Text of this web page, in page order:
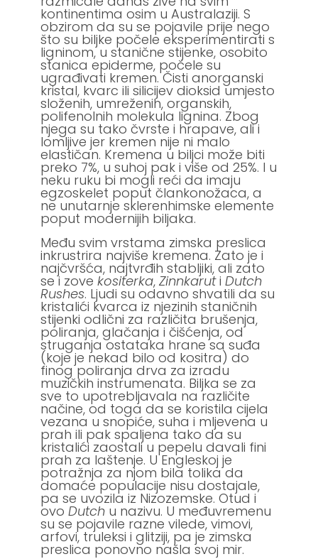
kontinentima osim u Australaziji. S
obzirom da su se pojavile prije nego
što su biljke počele eksperimentirati s
ligninom, u stanične stijenke, osobito
stanica epiderme, počele su
ugrađivati kremen. Čisti anorganski
kristal, kvarc ili silicijev dioksid umjesto
složenih, umreženih, organskih,
polifenolnih molekula lignina. Zbog
njega su tako čvrste i hrapave, ali i
lomljive jer kremen nije ni malo
elastičan. Kremena u biljci može biti
preko 7%, u suhoj pak i više od 25%. I u
neku ruku bi mogli reći da imaju
egzoskelet poput člankonožaca, a
ne unutarnje sklerenhimske elemente
poput modernijih biljaka.
Među svim vrstama zimska preslica
inkrustrira najviše kremena. Zato je i
najčvršća, najtvrđih stabljiki, ali zato
se i zovekositerka,ZinnkarutiDutch
Rushes. Ljudi su odavno shvatili da su
kristalići kvarca iz njezinih staničnih
stijenki odlični za različita brušenja,
poliranja, glačanja i čišćenja, od
struganja ostataka hrane sa suđa
(koje je nekad bilo od kositra) do
finog poliranja drva za izradu
muzičkih instrumenata. Biljka se za
sve to upotrebljavala na različite
načine, od toga da se koristila cijela
vezana u snopiće, suha i mljevena u
prah ili pak spaljena tako da su
kristalići zaostali u pepelu davali fini
prah za laštenje. U Engleskoj je
potražnja za njom bila tolika da
domaće populacije nisu dostajale,
pa se uvozila iz Nizozemske. Otud i
ovoDutch u nazivu. U međuvremenu
su se pojavile razne vilede, vimovi,
arfovi, truleksi i glitziji, pa je zimska
preslica ponovno našla svoj mir.